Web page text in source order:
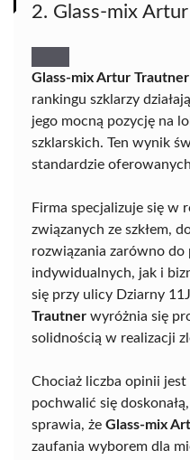
2. Glass-mix
Glass-mix Artur Trautner
rankingu szklarzy
jego mocną pozycję na
szklarskich. Ten wynik
standardzie oferowanych
Firma specjalizuje się w
związanych ze szkłem,
rozwiązania zarówno
indywidualnych, jak i
się przy ulicy Dziarny
Trautner wyróżnia się
solidnością w realizacji
Chociaż liczba opinii
pochwalić się
sprawia, że Glass-mix
zaufania wyborem dla